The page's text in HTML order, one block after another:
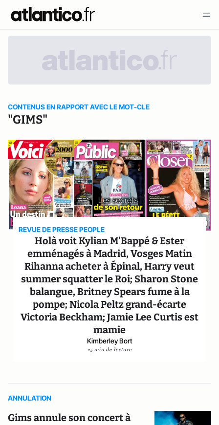
CONTENUS EN RAPPORT AVEC LE MOT-CLE
"GIMS"
REVUE DE PRESSE PEOPLE
Holà voit Kylian M’Bappé & Ester
emménagés à Madrid, Vosges Matin
Rihanna acheter à Épinal, Harry veut
summer squatter le Roi; Sharon Stone
balangue, Britney Spears fume à la
pompe; Nicola Peltz grand-écarte
Victoria Beckham; Jamie Lee Curtis est
mamie
Kimberley Bort
25 min de lecture
ANNULATION
Gims annule son concert à